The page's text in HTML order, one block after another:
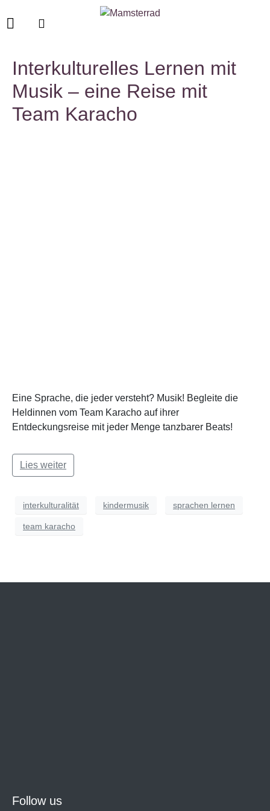
Interkulturelles Lernen mit
Musik – eine Reise mit
Team Karacho
Eine Sprache, die jeder versteht? Musik! Begleite die
Heldinnen vom Team Karacho auf ihrer
Entdeckungsreise mit jeder Menge tanzbarer Beats!
Lies weiter
interkulturalität kindermusik sprachen lernen
team karacho
Follow us